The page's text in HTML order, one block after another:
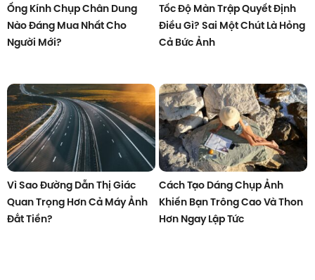
Ống Kính Chụp Chân Dung
Nào Đáng Mua Nhất Cho
Người Mới?
Tốc Độ Màn Trập Quyết Định
Điều Gì? Sai Một Chút Là Hỏng
Cả Bức Ảnh
Vì Sao Đường Dẫn Thị Giác
Quan Trọng Hơn Cả Máy Ảnh
Đắt Tiền?
Cách Tạo Dáng Chụp Ảnh
Khiến Bạn Trông Cao Và Thon
Hơn Ngay Lập Tức